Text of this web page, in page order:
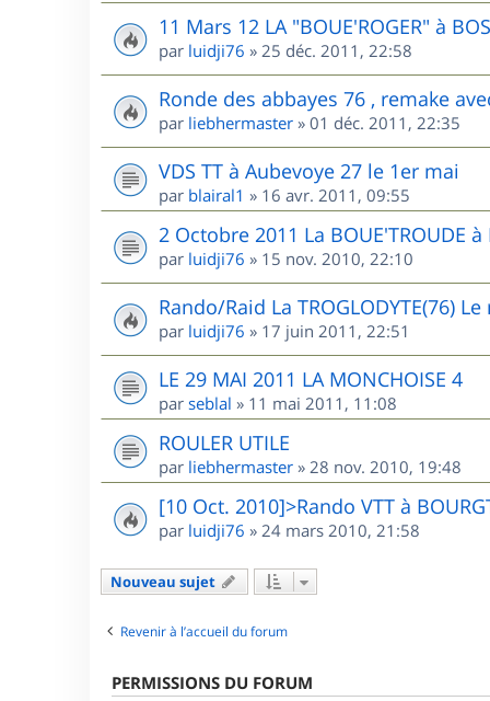
11 Mars 12 LA "BOUE'ROGER" à
par luidji76 » 25 déc. 2011, 22:58
Ronde des abbayes 76 , remake
par liebhermaster » 01 déc. 2011, 22:35
VDS TT à Aubevoye 27 le 1er mai
par blairal1 » 16 avr. 2011, 09:55
2 Octobre 2011 La BOUE'TROUDE à
par luidji76 » 15 nov. 2010, 22:10
Rando/Raid La TROGLODYTE(76)
par luidji76 » 17 juin 2011, 22:51
LE 29 MAI 2011 LA MONCHOISE 4
par seblal » 11 mai 2011, 11:08
ROULER UTILE
par liebhermaster » 28 nov. 2010, 19:48
[10 Oct. 2010]>Rando VTT à
par luidji76 » 24 mars 2010, 21:58
Nouveau sujet
Revenir à l’accueil du forum
PERMISSIONS DU FORUM